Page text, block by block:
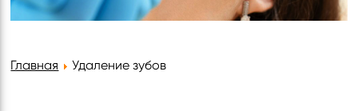
Главная Удаление зубов